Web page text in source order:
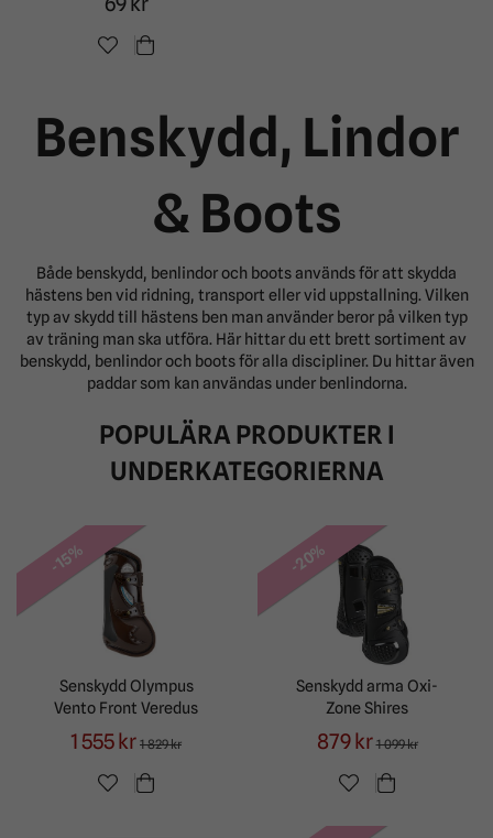
Benskydd, Lindor
& Boots
Både benskydd, benlindor och boots används för att skydda
hästens ben vid ridning, transport eller vid uppstallning. Vilken
typ av skydd till hästens ben man använder beror på vilken typ
av träning man ska utföra. Här hittar du ett brett sortiment av
benskydd, benlindor och boots för alla discipliner. Du hittar även
paddar som kan användas under benlindorna.
POPULÄRA PRODUKTER I
UNDERKATEGORIERNA
-15%
Senskydd Olympus
Vento Front Veredus
1 555 kr 1 829 kr
-20%
Senskydd arma Oxi-
Zone Shires
879 kr 1 099 kr